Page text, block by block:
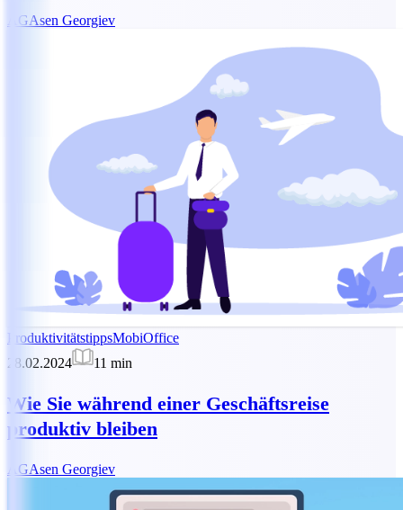
AGAsen Georgiev
ProduktivitätstippsMobiOffice
28.02.2024
11 min
Wie Sie während einer Geschäftsreise
produktiv bleiben
AGAsen Georgiev